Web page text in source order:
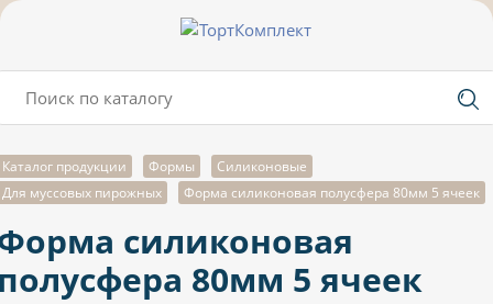
Каталог продукции Формы
Силиконовые
Для муссовых пирожных
Форма силиконовая полусфера 80мм 5 ячеек
силиконовая
80мм 5 ячеек